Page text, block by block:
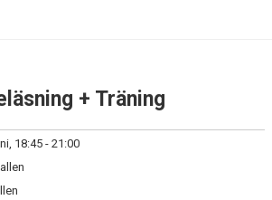
+ Träning
18:45 - 21:00